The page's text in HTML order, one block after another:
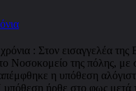
η υπόθεση
ήρθε στο φως μετά